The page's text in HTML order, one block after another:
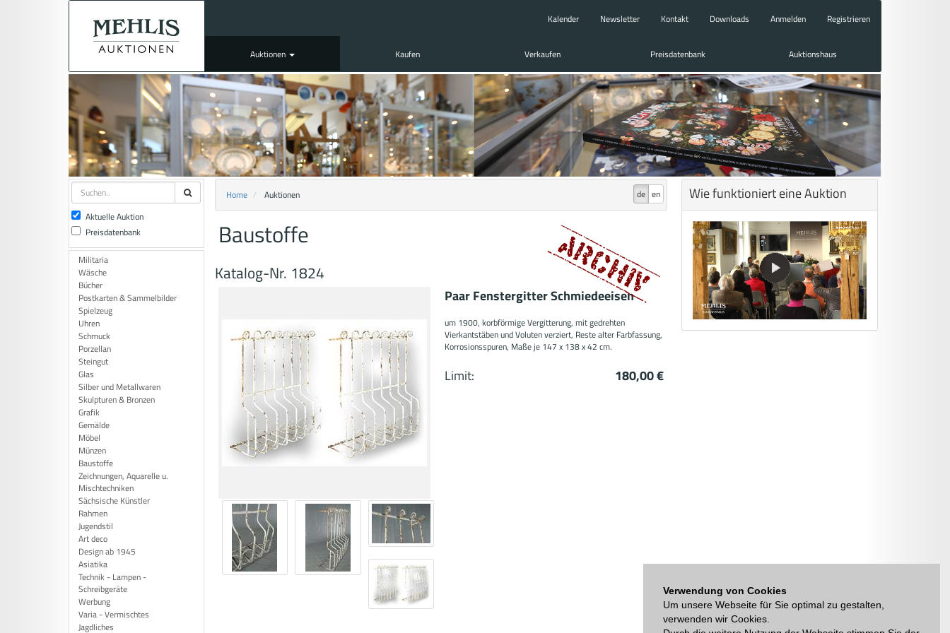
Verwendung von Cookies
Um unsere Webseite für Sie optimal zu gestalten,
verwenden wir Cookies.
Kalender Newsletter Kontakt Downloads Anmelden Registrieren
Auktionen Kaufen Verkaufen Preisdatenbank Auktionshaus
Aktuelle Auktion
Preisdatenbank
Militaria
Wäsche
Bücher
Postkarten & Sammelbilder
Spielzeug
Uhren
Schmuck
Porzellan
Steingut
Glas
Silber und Metallwaren
Skulpturen & Bronzen
Grafik
Gemälde
Möbel
Münzen
Baustoffe
Zeichnungen, Aquarelle u.
Mischtechniken
Sächsische Künstler
Rahmen
Jugendstil
Art deco
Design ab 1945
Asiatika
Technik - Lampen -
Schreibgeräte
Werbung
Varia - Vermischtes
Jagdliches
de en
Home Auktionen
Baustoffe
Katalog-Nr. 1824
Paar Fenstergitter Schmiedeeisen
um 1900, korbförmige Vergitterung, mit gedrehten
Vierkantstäben und Voluten verziert, Reste alter Farbfassung,
Korrosionsspuren, Maße je 147 x 138 x 42 cm.
Limit: 180,00 €
Wie funktioniert eine Auktion